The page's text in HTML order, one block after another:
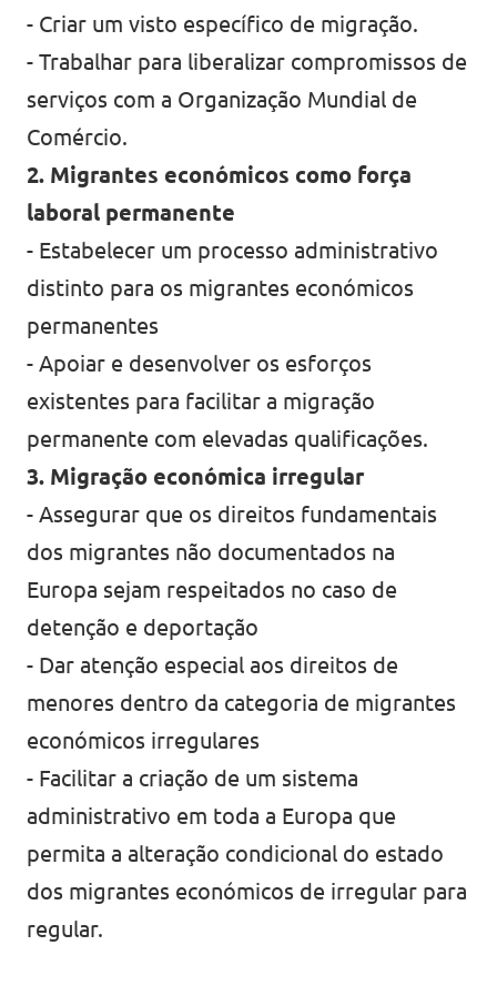
- Criar um visto específico de migração.
- Trabalhar para liberalizar compromissos de
serviços com a Organização Mundial de
Comércio.
2. Migrantes económicos como força
laboral permanente
- Estabelecer um processo administrativo
distinto para os migrantes económicos
permanentes
- Apoiar e desenvolver os esforços
existentes para facilitar a migração
permanente com elevadas qualificações.
3. Migração económica irregular
- Assegurar que os direitos fundamentais
dos migrantes não documentados na
Europa sejam respeitados no caso de
detenção e deportação
- Dar atenção especial aos direitos de
menores dentro da categoria de migrantes
económicos irregulares
- Facilitar a criação de um sistema
administrativo em toda a Europa que
permita a alteração condicional do estado
dos migrantes económicos de irregular para
regular.